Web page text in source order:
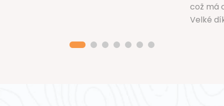
což má
Velké